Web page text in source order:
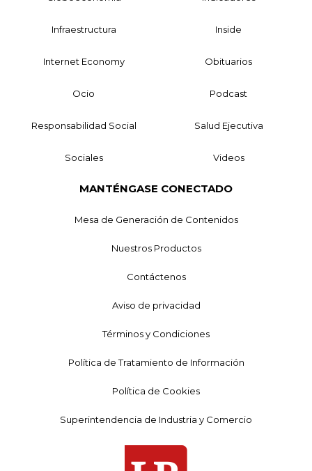
Infraestructura Inside
Internet Economy Obituarios
Ocio Podcast
Responsabilidad Social Salud Ejecutiva
Sociales Videos
MANTÉNGASE CONECTADO
Mesa de Generación de Contenidos
Nuestros Productos
Contáctenos
Aviso de privacidad
Términos y Condiciones
Política de Tratamiento de Información
Política de Cookies
Superintendencia de Industria y Comercio